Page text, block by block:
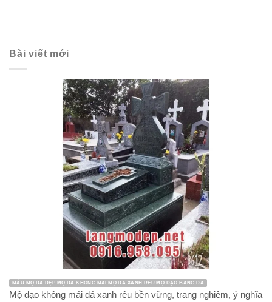
Bài viết mới
MẪU MỘ ĐÁ ĐẸP MỘ ĐÁ KHÔNG MÁI MỘ ĐÁ XANH RÊU MỘ ĐẠO BẰNG ĐÁ
Mộ đạo không mái đá xanh rêu bền vững, trang nghiêm, ý nghĩa